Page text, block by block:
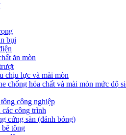
bụi
ăn mòn
chịu lực và mài mòn
chống hóa chất và mài mòn mức độ
công nghiệp
công trình
cứng sàn (đánh bóng)
tông